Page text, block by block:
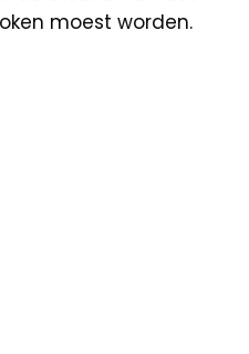
moest worden.